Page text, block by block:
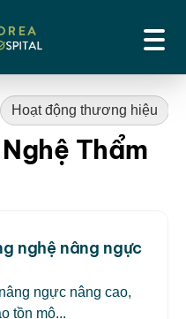
Hoạt động thương hiệu
Thẩm
nghệ nâng ngực
ngực nâng cao,
tồn mô...